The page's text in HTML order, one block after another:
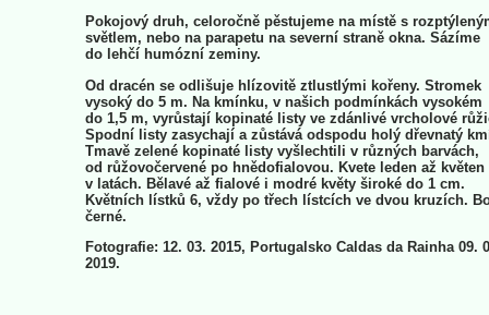
Pokojový druh, celoročně pěstujeme na místě s
světlem, nebo na parapetu na severní straně okna. Sázíme
do lehčí humózní zeminy.
Od dracén se odlišuje hlízovitě ztlustlými kořeny. Stromek
vysoký do 5 m. Na kmínku, v našich podmínkách vysokém
do 1,5 m, vyrůstají kopinaté listy ve zdánlivé vrcholové
Spodní listy zasychají a zůstává odspodu holý dřevnatý
Tmavě zelené kopinaté listy vyšlechtili v různých barvách,
od růžovočervené po hnědofialovou. Kvete leden až květen
v latách. Bělavé až fialové i modré květy široké do 1 cm.
Květních lístků 6, vždy po třech lístcích ve dvou kruzích.
černé.
Fotografie: 12. 03. 2015, Portugalsko Caldas da Rainha 09.
2019.